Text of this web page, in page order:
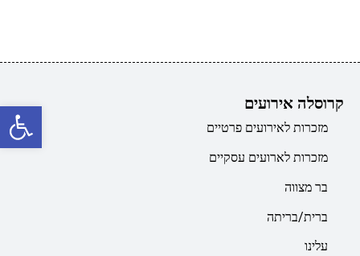
פתח סרגל נגישות קרוסלה אירועים
מזכרות לאירועים פרטיים
מזכרות לארועים עסקיים
בר מצווה
ברית/בריתה
עלינו